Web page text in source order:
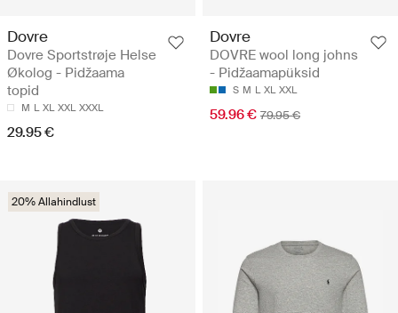
Dovre
Dovre Sportstrøje Helse
Økolog - Pidžaama
topid
M L XL XXL XXXL
29.95 €
Dovre
DOVRE wool long johns
- Pidžaamapüksid
S M L XL XXL
59.96 € 79.95 €
20% Allahindlust